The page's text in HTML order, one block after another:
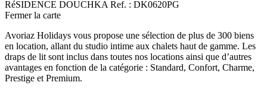
RéSIDENCE DOUCHKA Ref. : DK0620PG
Fermer la carte
Avoriaz Holidays vous propose une sélection de plus de 300 biens
en location, allant du studio intime aux chalets haut de gamme. Les
draps de lit sont inclus dans toutes nos locations ainsi que d’autres
avantages en fonction de la catégorie : Standard, Confort, Charme,
Prestige et Premium.